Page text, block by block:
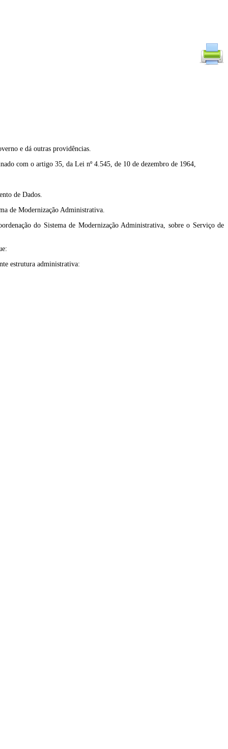
e dá outras providências.
com o artigo 35, da Lei nº 4.545, de 10 de dezembro de 1964,
de Dados.
de Modernização Administrativa.
do Sistema de Modernização Administrativa, sobre o Serviço de
estrutura administrativa: